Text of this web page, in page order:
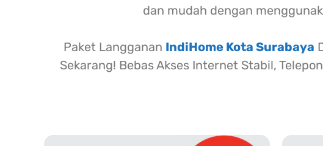
dan mudah dengan
Paket Langganan IndiHome Kota Surabaya
Sekarang! Bebas Akses Internet Stabil,